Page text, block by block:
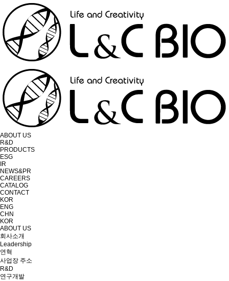
ABOUT US
R&D
PRODUCTS
ESG
IR
NEWS&PR
CAREERS
CATALOG
CONTACT
KOR
ENG
CHN
KOR
ABOUT US
회사소개
Leadership
연혁
사업장 주소
R&D
연구개발